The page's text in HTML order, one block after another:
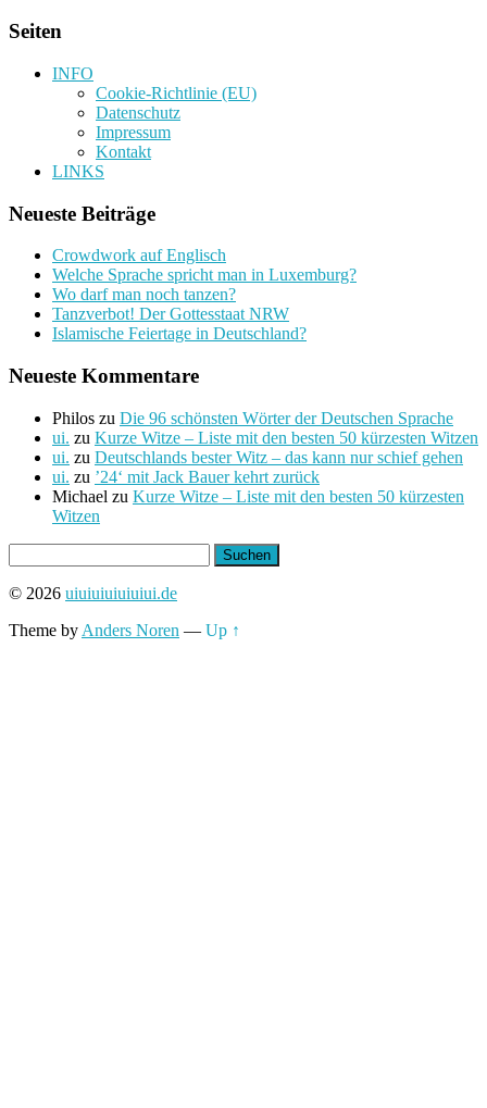
Seiten
INFO
Cookie-Richtlinie (EU)
Datenschutz
Impressum
Kontakt
LINKS
Neueste Beiträge
Crowdwork auf Englisch
Welche Sprache spricht man in Luxemburg?
Wo darf man noch tanzen?
Tanzverbot! Der Gottesstaat NRW
Islamische Feiertage in Deutschland?
Neueste Kommentare
Philos zu Die 96 schönsten Wörter der Deutschen Sprache
ui. zu Kurze Witze – Liste mit den besten 50 kürzesten Witzen
ui. zu Deutschlands bester Witz – das kann nur schief gehen
ui. zu ’24‘ mit Jack Bauer kehrt zurück
Michael zu Kurze Witze – Liste mit den besten 50 kürzesten
Witzen
nach:
© 2026 uiuiuiuiuiuiui.de
Theme by Anders Noren — Up ↑